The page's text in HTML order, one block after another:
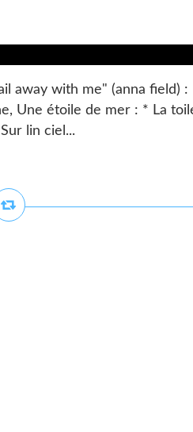
away with me" (anna field) :
Une étoile de mer : * La
lin ciel...